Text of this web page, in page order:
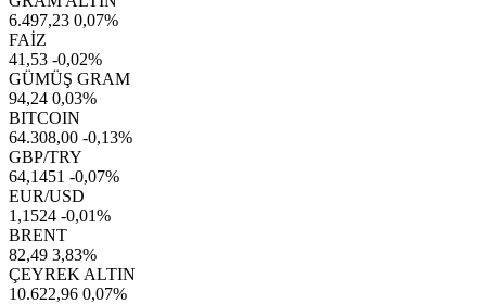
6.497,23 0,07%
FAİZ
41,53 -0,02%
GÜMÜŞ GRAM
94,24 0,03%
BITCOIN
64.308,00 -0,13%
GBP/TRY
64,1451 -0,07%
EUR/USD
1,1524 -0,01%
BRENT
82,49 3,83%
ÇEYREK ALTIN
10.622,96 0,07%